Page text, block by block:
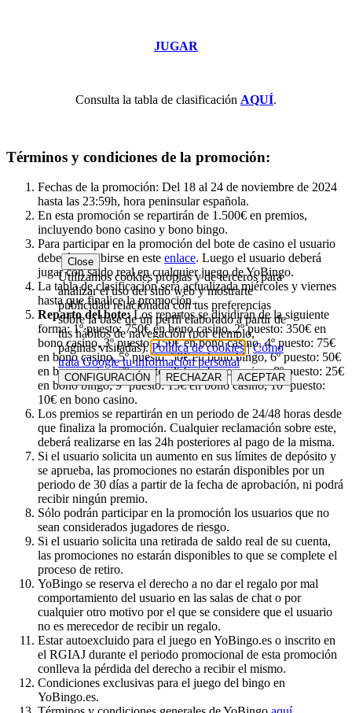
JUGAR
Consulta la tabla de clasificación AQUÍ.
Términos y condiciones de la promoción:
Fechas de la promoción: Del 18 al 24 de noviembre de 2024
hasta las 23:59h, hora peninsular española.
En esta promoción se repartirán de 1.500€ en premios,
incluyendo bono casino y bono bingo.
Para participar en la promoción del bote de casino el usuario
deberá inscribirse en este enlace. Luego el usuario deberá
jugar con saldo real en cualquier juego de YoBingo.
La tabla de clasificación será actualizada miércoles y viernes
hasta que finalice la promoción.
Reparto del bote:Los repartos se dividirán de la siguiente
forma: 1º puesto: 750€ en bono casino, 2º puesto: 350€ en
bono casino, 3º puesto: 150€ en bono casino, 4º puesto: 75€
en bono casino, 5º puesto: 50€ en bono bingo, 6º puesto: 50€
en bono casino, 7º puesto: 25€ en bono casino, 8º puesto: 25€
en bono bingo, 9º puesto: 15€ en bono casino, 10º puesto:
10€ en bono casino.
Los premios se repartirán en un periodo de 24/48 horas desde
que finaliza la promoción. Cualquier reclamación sobre este,
deberá realizarse en las 24h posteriores al pago de la misma.
Si el usuario solicita un aumento en sus límites de depósito y
se aprueba, las promociones no estarán disponibles por un
periodo de 30 días a partir de la fecha de aprobación, ni podrá
recibir ningún premio.
Sólo podrán participar en la promoción los usuarios que no
sean considerados jugadores de riesgo.
Si el usuario solicita una retirada de saldo real de su cuenta,
las promociones no estarán disponibles to que se complete el
proceso de retiro.
YoBingo se reserva el derecho a no dar el regalo por mal
comportamiento del usuario en las salas de chat o por
cualquier otro motivo por el que se considere que el usuario
no es merecedor de recibir un regalo.
Estar autoexcluido para el juego en YoBingo.es o inscrito en
el RGIAJ durante el periodo promocional de esta promoción
conlleva la pérdida del derecho a recibir el mismo.
Condiciones exclusivas para el juego del bingo en
YoBingo.es.
Close
Utilizamos cookies propias y de terceros para
analizar el uso del sitio web y mostrarte
publicidad relacionada con tus preferencias
sobre la base de un perfil elaborado a partir de
tus hábitos de navegación (por ejemplo,
páginas visitadas).Política de cookies|Cómo
trata Google tu información personal
CONFIGURACIÓN RECHAZAR ACEPTAR